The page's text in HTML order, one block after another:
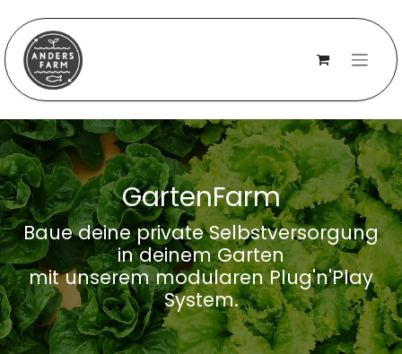
GartenFarm
Baue deine private Selbstversorgung
in deinem Garten
mit unserem modularen Plug'n'Play
System.